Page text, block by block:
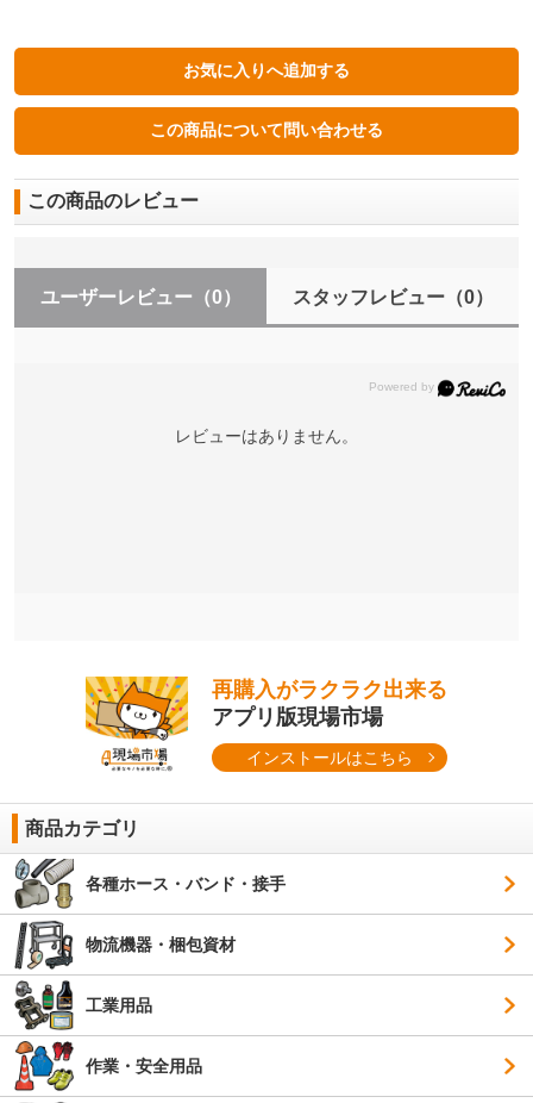
この商品のレビュー
ユーザーレビュー （0） スタッフレビュー（0）
レビューはありません。
再購入がラクラク出来る
アプリ版現場市場
インストールはこちら
商品カテゴリ
各種ホース・バンド・接手
物流機器・梱包資材
工業用品
作業・安全用品